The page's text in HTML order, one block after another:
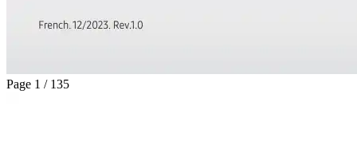
Page 1 / 135